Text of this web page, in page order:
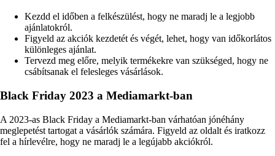
Kezdd el időben a felkészülést, hogy ne maradj le a legjobb
ajánlatokról.
Figyeld az akciók kezdetét és végét, lehet, hogy van időkorlátos
különleges ajánlat.
Tervezd meg előre, melyik termékekre van szükséged, hogy ne
csábítsanak el felesleges vásárlások.
Black Friday 2023 a Mediamarkt-ban
A 2023-as Black Friday a Mediamarkt-ban várhatóan jónéhány
meglepetést tartogat a vásárlók számára. Figyeld az oldalt és iratkozz
fel a hírlevélre, hogy ne maradj le a legújabb akciókról.